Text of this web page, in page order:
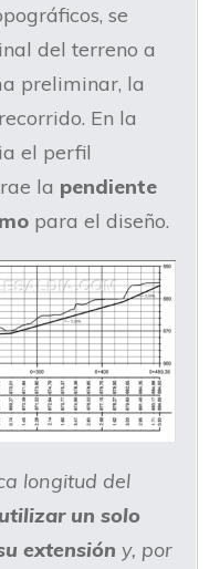
se
del terreno a
preliminar, la
En la
el perfil
la pendiente
para el diseño.
longitud del
un solo
extensión y, por